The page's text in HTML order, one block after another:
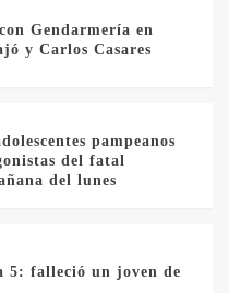
Gendarmería en
y Carlos Casares
pampeanos
del fatal
del lunes
5: falleció un joven de